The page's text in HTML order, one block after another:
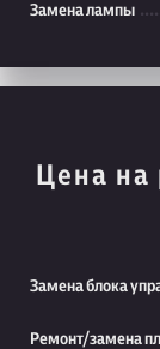
Замена лампы
Цена
Замена блока
Ремонт/замена